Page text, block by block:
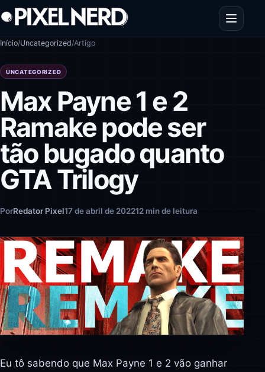
Pular para o conteúdo
Abrir
Início/Uncategorized/Artigo
UNCATEGORIZED
Max Payne 1 e 2
Ramake pode ser
tão bugado quanto
GTA Trilogy
PorRedator Pixel17 de abril de 202212 min de leitura
Eu tô sabendo que Max Payne 1 e 2 vão ganhar